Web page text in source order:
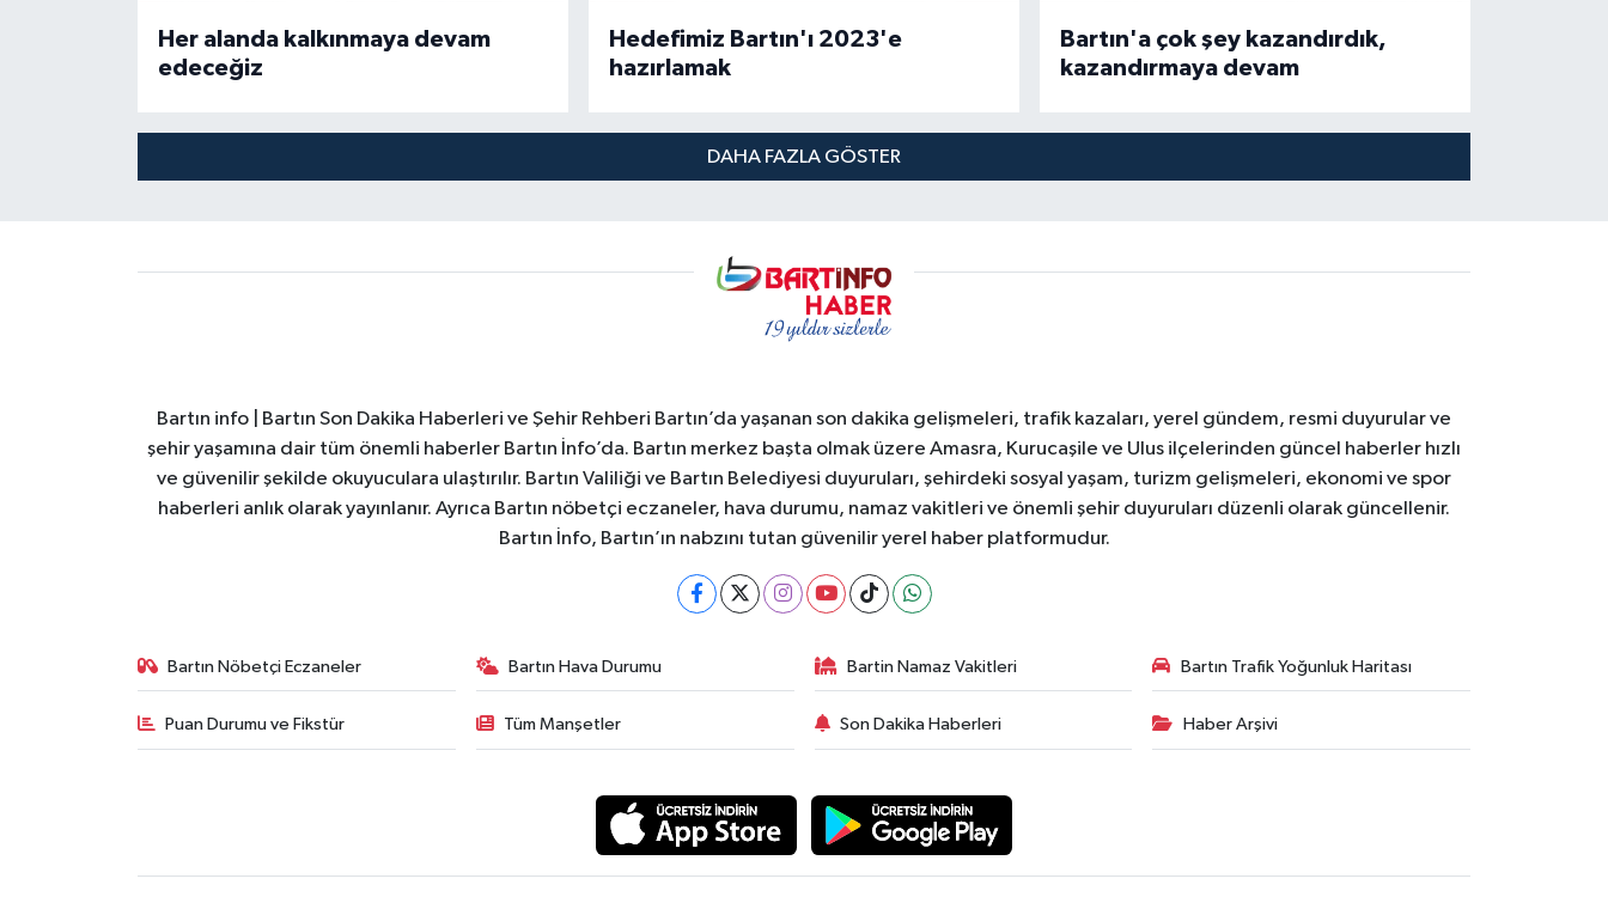
Her alanda kalkınmaya devam
edeceğiz
Hedefimiz Bartın'ı 2023'e
hazırlamak
Bartın'a çok şey kazandırdık,
kazandırmaya devam
DAHA FAZLA GÖSTER
Bartın info | Bartın Son Dakika Haberleri ve Şehir Rehberi Bartın’da yaşanan son dakika gelişmeleri, trafik kazaları, yerel gündem, resmi duyurular ve
şehir yaşamına dair tüm önemli haberler Bartın İnfo’da. Bartın merkez başta olmak üzere Amasra, Kurucaşile ve Ulus ilçelerinden güncel haberler hızlı
ve güvenilir şekilde okuyuculara ulaştırılır. Bartın Valiliği ve Bartın Belediyesi duyuruları, şehirdeki sosyal yaşam, turizm gelişmeleri, ekonomi ve spor
haberleri anlık olarak yayınlanır. Ayrıca Bartın nöbetçi eczaneler, hava durumu, namaz vakitleri ve önemli şehir duyuruları düzenli olarak güncellenir.
Bartın İnfo, Bartın’ın nabzını tutan güvenilir yerel haber platformudur.
Bartın Nöbetçi Eczaneler Bartın Hava Durumu Bartin Namaz Vakitleri Bartın Trafik Yoğunluk Haritası
Puan Durumu ve Fikstür Tüm Manşetler Son Dakika Haberleri Haber Arşivi